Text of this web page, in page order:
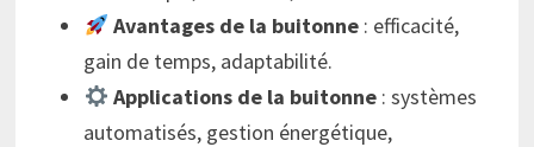
Avantages de la buitonne: efficacité,
gain de temps, adaptabilité.
Applications de la buitonne: systèmes
automatisés, gestion énergétique,